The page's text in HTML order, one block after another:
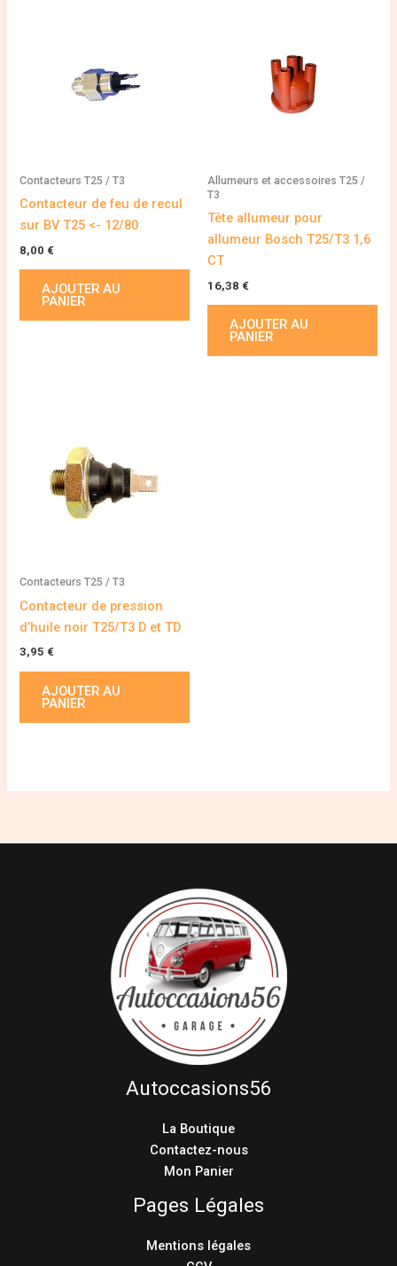
Contacteurs T25 / T3
Contacteur de feu de recul
sur BV T25 <- 12/80
8,00 €
AJOUTER AU
PANIER
Allumeurs et accessoires T25 /
T3
Tête allumeur pour
allumeur Bosch T25/T3 1,6
CT
16,38 €
AJOUTER AU
PANIER
Contacteurs T25 / T3
Contacteur de pression
d’huile noir T25/T3 D et TD
3,95 €
AJOUTER AU
PANIER
Autoccasions56
La Boutique
Contactez-nous
Mon Panier
Pages Légales
Mentions légales